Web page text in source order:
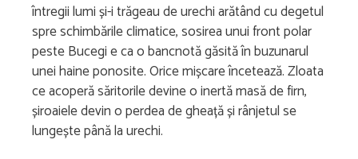
întregii lumi și-i trăgeau de urechi arătând cu degetul
spre schimbările climatice, sosirea unui front polar
peste Bucegi e ca o bancnotă găsită în buzunarul
unei haine ponosite. Orice mișcare încetează. Zloata
ce acoperă săritorile devine o inertă masă de firn,
șiroaiele devin o perdea de gheață și rânjetul se
lungește până la urechi.